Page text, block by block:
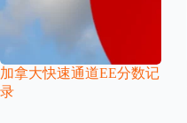
加拿大快速通道EE分数记
录